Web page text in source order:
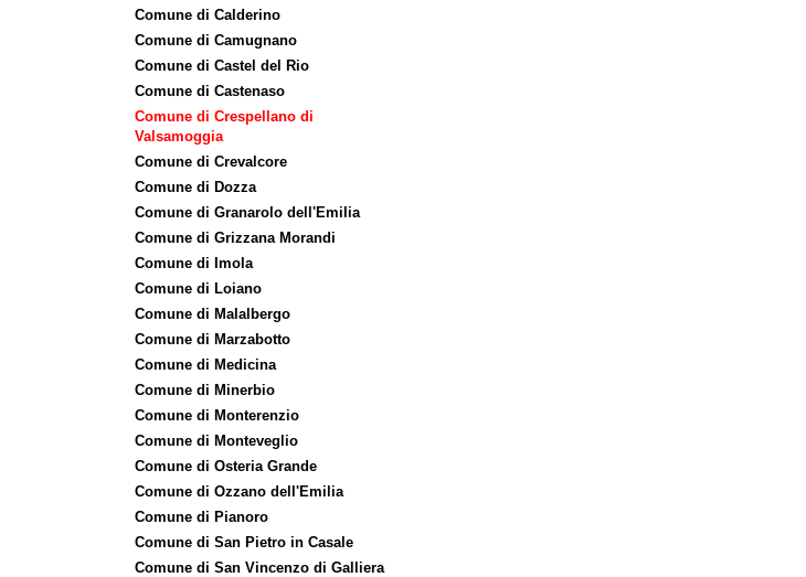
Comune di Calderino
Comune di Camugnano
Comune di Castel del Rio
Comune di Castenaso
Comune di Crespellano di
Valsamoggia
Comune di Crevalcore
Comune di Dozza
Comune di Granarolo dell'Emilia
Comune di Grizzana Morandi
Comune di Imola
Comune di Loiano
Comune di Malalbergo
Comune di Marzabotto
Comune di Medicina
Comune di Minerbio
Comune di Monterenzio
Comune di Monteveglio
Comune di Osteria Grande
Comune di Ozzano dell'Emilia
Comune di Pianoro
Comune di San Pietro in Casale
Comune di San Vincenzo di Galliera